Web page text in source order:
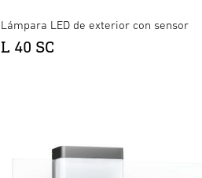
Lámpara LED de exterior con sensor
L 40 SC